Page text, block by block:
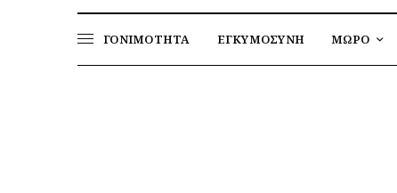
ΓΟΝΙΜΟΤΗΤΑ ΕΓΚΥΜΟΣΥΝΗ ΜΩΡΟ